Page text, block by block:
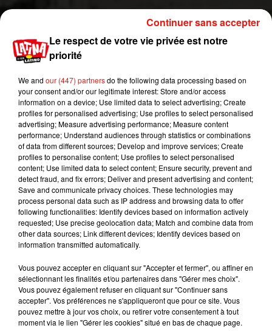
Une enquête pour meurtre est
ouverte
Toujours d'après les témoins, l'homme, à moitié
vêtu, se serait relevé pour retourner faire la fête.
La police avait dans un premier temps conclu que
sa compagne avait été tuée par le poids de la
télévision mais, les images de la scène révélaient
d'autres indices. Après investigation, la police
aurait déduit que le couple faisait bien l'amour
avant de tomber. Deux autres hommes se
Le respect de votre vie privée est notre
priorité
We and our (447) partnersdo the following data processing based on
your consent and/or our legitimate interest: Store and/or access
information on a device; Use limited data to select advertising; Create
profiles for personalised advertising; Use profiles to select personalised
advertising; Measure advertising performance; Measure content
performance; Understand audiences through statistics or combinations
of data from different sources; Develop and improve services; Create
profiles to personalise content; Use profiles to select personalised
content; Use limited data to select content; Ensure security, prevent and
detect fraud, and fix errors; Deliver and present advertising and content;
Save and communicate privacy choices. These technologies may
process personal data such as IP address and browsing data to offer
following functionalities: Identify devices based on information actively
requested; Use precise geolocation data; Match and combine data from
other data sources; Link different devices; Identify devices based on
information transmitted automatically.
Vous pouvez accepter en cliquant sur "Accepter et fermer", ou affiner en
sélectionnant les finalités et/ou partenaires dans "Gérer mes choix".
Vous pouvez également refuser en cliquant sur "Continuer sans
accepter". Vos préférences ne s'appliqueront que pour ce site. Vous
pouvez mettre à jour vos choix, ou retirer votre consentement à tout
moment via le lien "Gérer les cookies" situé en bas de chaque page.
Continuer sans accepter